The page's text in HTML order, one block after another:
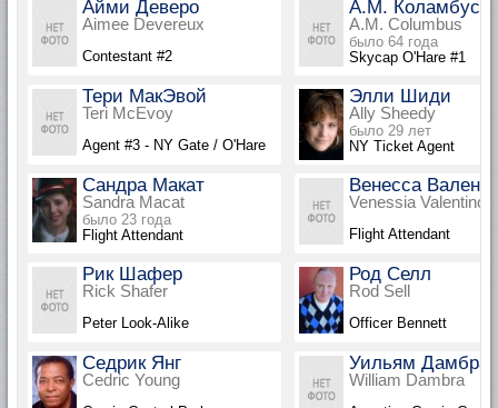
Айми Деверо
Aimee Devereux
Contestant #2
А.М. Коламбус
A.M. Columbus
было 64 года
Skycap O'Hare #1
Тери МакЭвой
Teri McEvoy
Agent #3 - NY Gate / O'Hare
Элли Шиди
Ally Sheedy
было 29 лет
NY Ticket Agent
Сандра Макат
Sandra Macat
было 23 года
Flight Attendant
Венесса
Venessia Valentino
Flight Attendant
Рик Шафер
Rick Shafer
Peter Look-Alike
Род Селл
Rod Sell
Officer Bennett
Седрик Янг
Cedric Young
Уильям Дамбра
William Dambra